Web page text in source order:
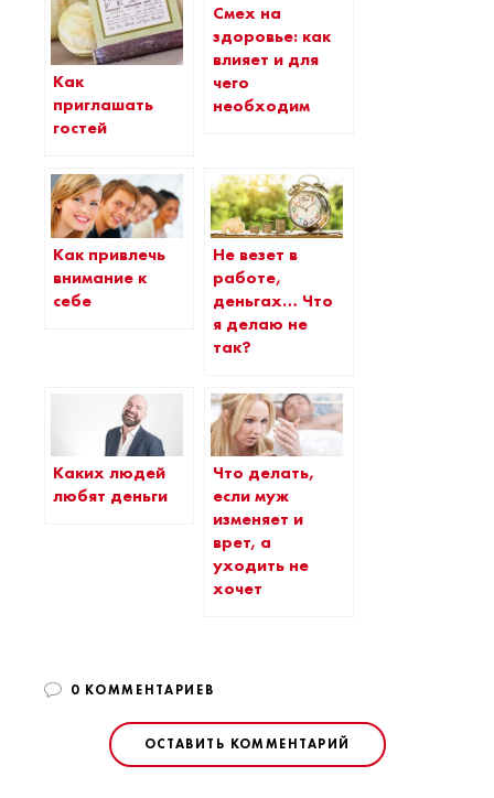
Как
приглашать
гостей
Смех на
здоровье: как
влияет и для
чего
необходим
Как привлечь
внимание к
себе
Не везет в
работе,
деньгах… Что
я делаю не
так?
Каких людей
любят деньги
Что делать,
если муж
изменяет и
врет, а
уходить не
хочет
0 КОММЕНТАРИЕВ
ОСТАВИТЬ КОММЕНТАРИЙ